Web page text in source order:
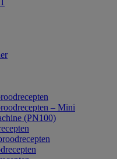
– Mini
(PN100)